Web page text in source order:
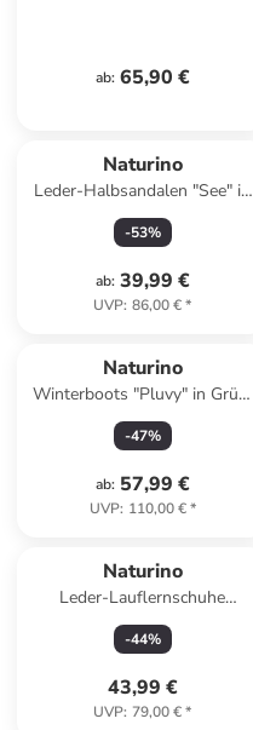
ab: 65,90 €
Naturino
Leder-Halbsandalen "See" in
Rosa
-53%
ab: 39,99 €
UVP: 86,00 €*
Naturino
Winterboots "Pluvy" in Grün/
Beige
-47%
ab: 57,99 €
UVP: 110,00 €*
Naturino
Leder-Lauflernschuhe
"Cottins" in Gold
-44%
43,99 €
UVP: 79,00 €*